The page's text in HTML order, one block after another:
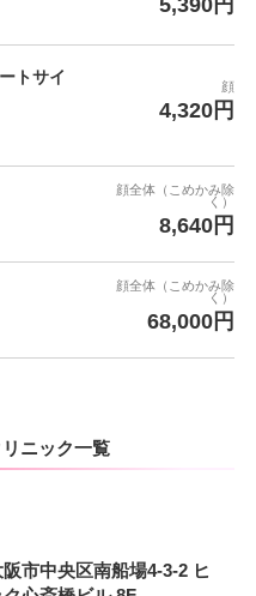
トサイ
顔
4,320円
顔全体（こめかみ除
く）
8,640円
顔全体（こめかみ除
く）
68,000円
ニック一覧
市中央区南船場4-3-2 ヒ